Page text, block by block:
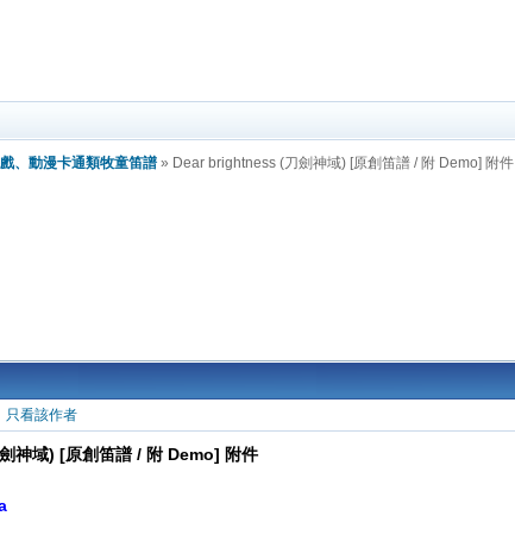
、動漫卡通類牧童笛譜 » Dear brightness (刀劍神域) [原創笛譜 / 附 Demo] 附件
只看該作者
神域) [原創笛譜 / 附 Demo] 附件